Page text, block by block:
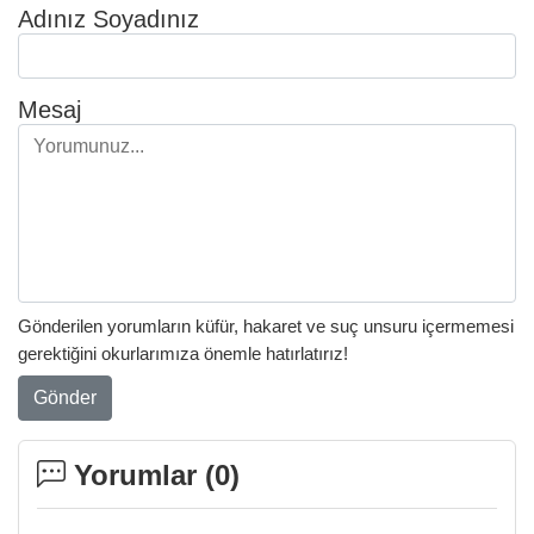
Adınız Soyadınız
Mesaj
Gönderilen yorumların küfür, hakaret ve suç unsuru içermemesi
gerektiğini okurlarımıza önemle hatırlatırız!
Gönder
Yorumlar (0)